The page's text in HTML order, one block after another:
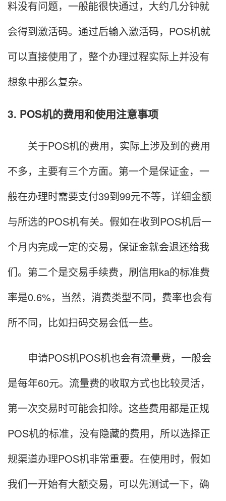
料没有问题，一般能很快通过，大约几分钟就
会得到激活码。通过后输入激活码，POS机就
可以直接使用了，整个办理过程实际上并没有
想象中那么复杂。
3. POS机的费用和使用注意事项
关于POS机的费用，实际上涉及到的费用
不多，主要有三个方面。第一个是保证金，一
般在办理时需要支付39到99元不等，详细金额
与所选的POS机有关。假如在收到POS机后一
个月内完成一定的交易，保证金就会退还给我
们。第二个是交易手续费，刷信用ka的标准费
率是0.6%，当然，消费类型不同，费率也会有
所不同，比如扫码交易会低一些。
申请POS机POS机也会有流量费，一般会
是每年60元。流量费的收取方式也比较灵活，
第一次交易时可能会扣除。这些费用都是正规
POS机的标准，没有隐藏的费用，所以选择正
规渠道办理POS机非常重要。在使用时，假如
我们一开始有大额交易，可以先测试一下，确